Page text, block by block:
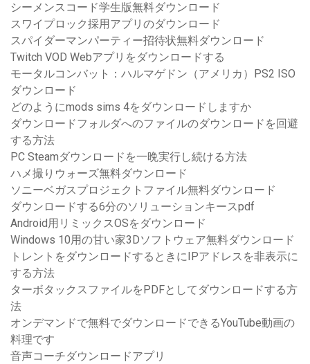
シーメンスコード学生版無料ダウンロード
スワイプロック採用アプリのダウンロード
スパイダーマンパーティー招待状無料ダウンロード
Twitch VOD Webアプリをダウンロードする
モータルコンバット：ハルマゲドン（アメリカ）PS2 ISO
ダウンロード
どのようにmods sims 4をダウンロードしますか
ダウンロードフォルダへのファイルのダウンロードを回避
する方法
PC Steamダウンロードを一晩実行し続ける方法
ハメ撮りウォーズ無料ダウンロード
ソニーベガスプロジェクトファイル無料ダウンロード
ダウンロードする6分のソリューションキースpdf
Android用リミックスOSをダウンロード
Windows 10用の甘い家3Dソフトウェア無料ダウンロード
トレントをダウンロードするときにIPアドレスを非表示に
する方法
ターボタックスファイルをPDFとしてダウンロードする方
法
オンデマンドで無料でダウンロードできるYouTube動画の
料理です
音声コーチダウンロードアプリ